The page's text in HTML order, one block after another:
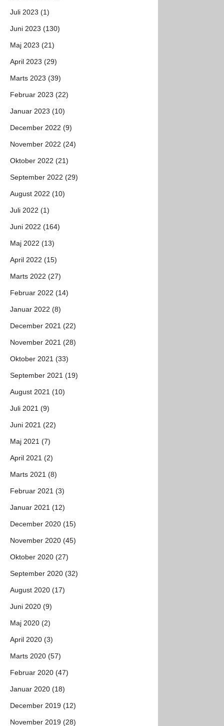
Juli 2023 (1)
Juni 2023 (130)
Maj 2023 (21)
April 2023 (29)
Marts 2023 (39)
Februar 2023 (22)
Januar 2023 (10)
December 2022 (9)
November 2022 (24)
Oktober 2022 (21)
September 2022 (29)
August 2022 (10)
Juli 2022 (1)
Juni 2022 (164)
Maj 2022 (13)
April 2022 (15)
Marts 2022 (27)
Februar 2022 (14)
Januar 2022 (8)
December 2021 (22)
November 2021 (28)
Oktober 2021 (33)
September 2021 (19)
August 2021 (10)
Juli 2021 (9)
Juni 2021 (22)
Maj 2021 (7)
April 2021 (2)
Marts 2021 (8)
Februar 2021 (3)
Januar 2021 (12)
December 2020 (15)
November 2020 (45)
Oktober 2020 (27)
September 2020 (32)
August 2020 (17)
Juni 2020 (9)
Maj 2020 (2)
April 2020 (3)
Marts 2020 (57)
Februar 2020 (47)
Januar 2020 (18)
December 2019 (12)
November 2019 (28)